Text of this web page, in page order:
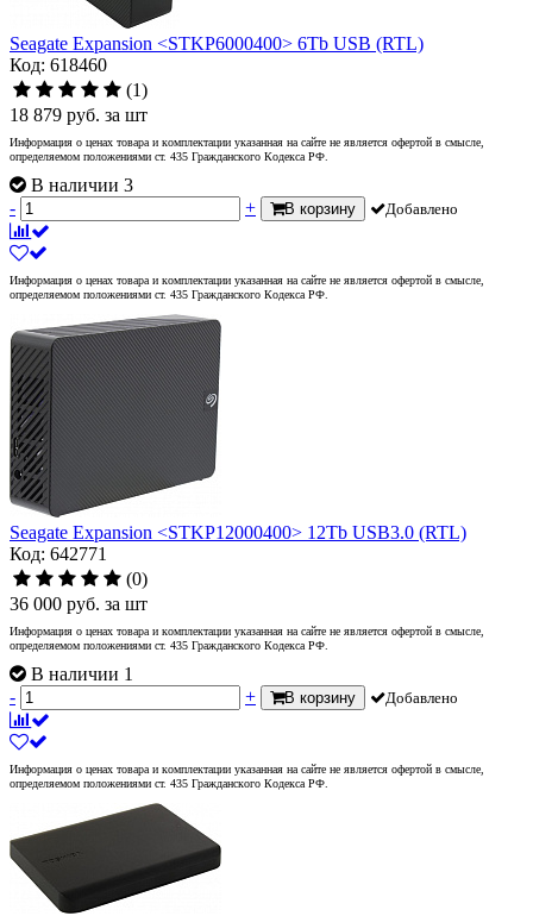
Seagate Expansion <STKP6000400> 6Tb USB (RTL)
Код: 618460
(1)
18 879 руб. за шт
Информация о ценах товара и комплектации указанная на сайте не является офертой в смысле,
определяемом положениями ст. 435 Гражданского Кодекса РФ.
В наличии 3
-
+ В корзину Добавлено
Информация о ценах товара и комплектации указанная на сайте не является офертой в смысле,
определяемом положениями ст. 435 Гражданского Кодекса РФ.
Seagate Expansion <STKP12000400> 12Tb USB3.0 (RTL)
Код: 642771
(0)
36 000 руб. за шт
Информация о ценах товара и комплектации указанная на сайте не является офертой в смысле,
определяемом положениями ст. 435 Гражданского Кодекса РФ.
В наличии 1
-
+ В корзину Добавлено
Информация о ценах товара и комплектации указанная на сайте не является офертой в смысле,
определяемом положениями ст. 435 Гражданского Кодекса РФ.